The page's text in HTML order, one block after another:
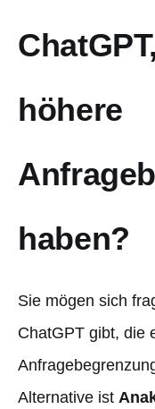
höhere
haben?
Sie mögen sich
ChatGPT gibt, die
Alternative ist